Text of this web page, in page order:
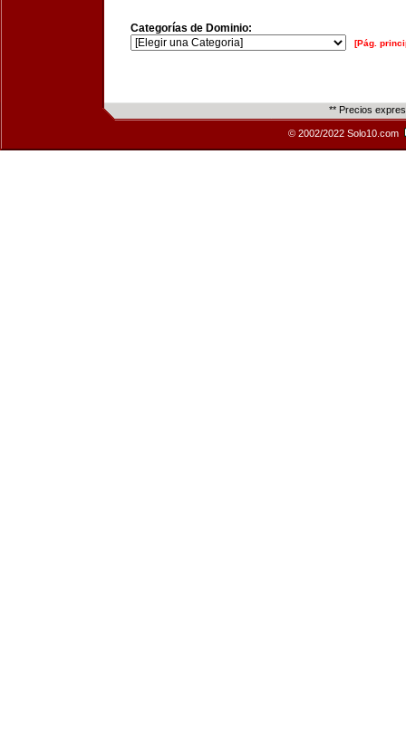
Categorías de Dominio:
[Pág.
** Precios
© 2002/2022 Solo10.com